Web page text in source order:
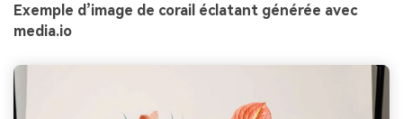
Exemple d’image de corail éclatant générée avec
media.io